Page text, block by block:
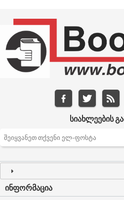
ᲡᲘᲐᲮᲚᲔᲔᲑᲘᲡ
ᲘᲜᲤᲝᲠᲛᲐᲪᲘᲐ